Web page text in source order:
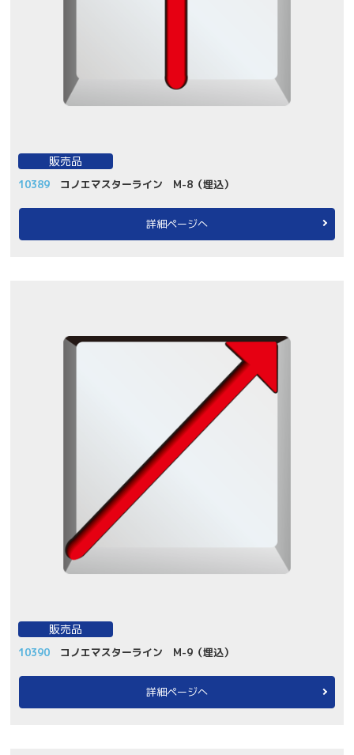
販売品
10389 コノエマスターライン M-8（埋込）
詳細ページへ
販売品
10390 コノエマスターライン M-9（埋込）
詳細ページへ